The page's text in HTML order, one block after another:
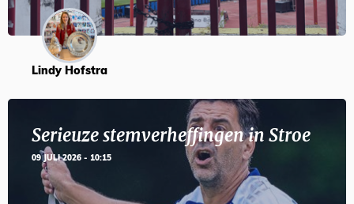
Lindy Hofstra
Serieuze stemverheffingen in Stroe
09 JULI 2026 - 10:15